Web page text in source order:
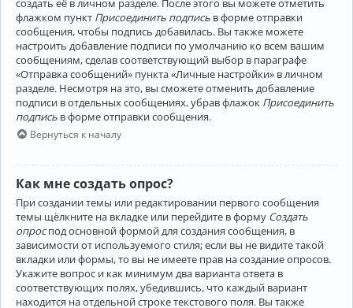
флажком пункт Присоединить подпись в форме отправки
сообщения, чтобы подпись добавилась. Вы также можете
настроить добавление подписи по умолчанию ко всем вашим
сообщениям, сделав соответствующий выбор в параграфе
«Отправка сообщений» пункта «Личные настройки» в личном
разделе. Несмотря на это, вы сможете отменить добавление
подписи в отдельных сообщениях, убрав флажок Присоединить
подпись в форме отправки сообщения.
Вернуться к началу
Как мне создать опрос?
При создании темы или редактировании первого сообщения
темы щёлкните на вкладке или перейдите в форму Создать
опроспод основной формой для создания сообщения, в
зависимости от используемого стиля; если вы не видите такой
вкладки или формы, то вы не имеете прав на создание опросов.
Укажите вопрос и как минимум два варианта ответа в
соответствующих полях, убедившись, что каждый вариант
находится на отдельной строке текстового поля. Вы также